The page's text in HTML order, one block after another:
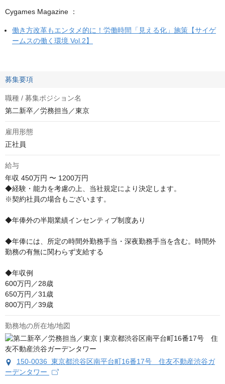
Cygames Magazine ：
働き方改革もエンタメ的に！労働時間「見える化」施策【サイゲ
ームスの働く環境 Vol.2】
募集要項
職種 / 募集ポジション名
第二新卒／労務担当／東京
雇用形態
正社員
給与
年収 450万円 〜 1200万円
◆経験・能力を考慮の上、当社規定により決定します。
※契約社員の場合もございます。
◆年俸外の半期業績インセンティブ制度あり
◆年俸には、所定の時間外勤務手当・深夜勤務手当を含む。時間外
勤務の有無に関わらず支給する
◆年収例
600万円／28歳
650万円／31歳
800万円／39歳
勤務地の所在地/地図
150-0036 東京都渋谷区南平台町16番17号 住友不動産渋谷ガ
ーデンタワー